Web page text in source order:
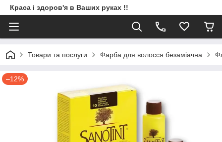
Краса і здоров'я в Ваших руках !!
Товари та послуги Фарба для волосся безаміачна
–12%